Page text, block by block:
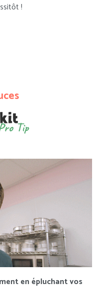
!
Tip
en épluchant vos